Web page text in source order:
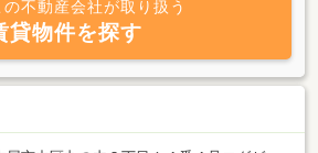
の不動産会社が取り扱う
貸物件を探す